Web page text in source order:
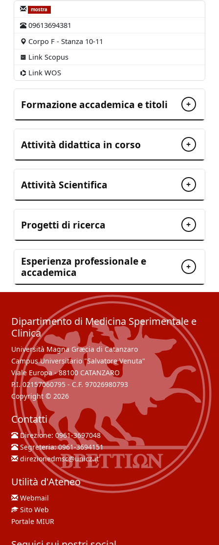
mostra
09613694381
Corpo F - Stanza 10-11
Link Scopus
Link WOS
Formazione accademica e titoli +
Attività didattica in corso +
Attività Scientifica +
Progetti di ricerca +
Esperienza professionale e
accademica
+
Dipartimento di Medicina Sperimentale e
Clinica
Università Magna Græcia di Catanzaro
Campus Universitario "Salvatore Venuta"
Viale Europa - 88100 CATANZARO
P.I. 02157060795 - C.F. 97026980793
Copyright © 2026
Contatti
Direzione:0961-3697048
Segreteria:0961-3694151
direzionedmsc@unicz.it
Utilità d'Ateneo
Webmail
Sito Web
Portale MIUR